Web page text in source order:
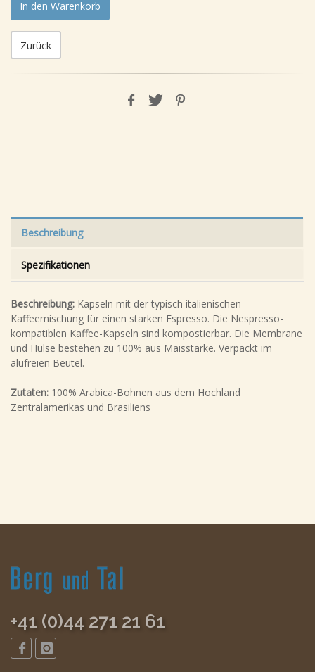
In den Warenkorb
Zurück
Beschreibung
Spezifikationen
Beschreibung: Kapseln mit der typisch italienischen
Kaffeemischung für einen starken Espresso. Die Nespresso-
kompatiblen Kaffee-Kapseln sind kompostierbar. Die Membrane
und Hülse bestehen zu 100% aus Maisstärke. Verpackt im
alufreien Beutel.
Zutaten: 100% Arabica-Bohnen aus dem Hochland
Zentralamerikas und Brasiliens
+41 (0)44 271 21 61